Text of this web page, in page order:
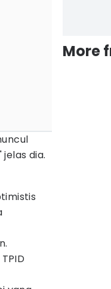
dia.
More